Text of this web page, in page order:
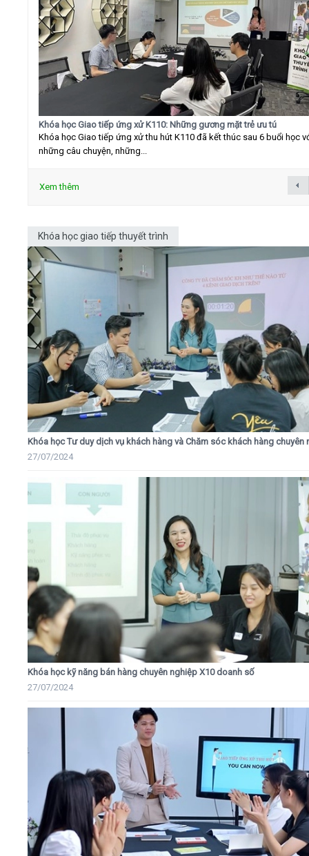
Khóa học Giao tiếp ứng xử K110: Những gương mặt trẻ ưu tú
Khóa học Giao tiếp ứng xử thu hút K110 đã kết thúc sau 6 buổi học
những câu chuyện, những...
Xem thêm
Khóa học giao tiếp thuyết trình
Khóa học Tư duy dịch vụ khách hàng và Chăm sóc khách hàng chuyên
27/07/2024
Khóa học kỹ năng bán hàng chuyên nghiệp X10 doanh số
27/07/2024